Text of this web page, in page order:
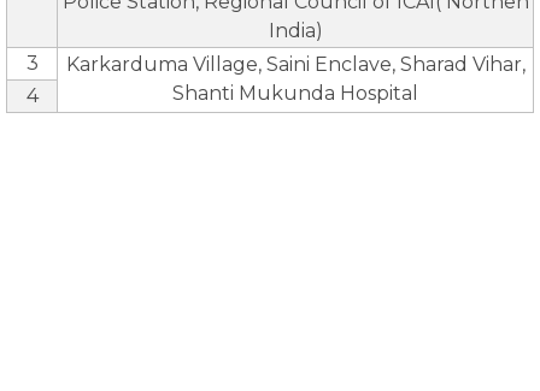
India)
3
Karkarduma Village, Saini Enclave, Sharad Vihar,
Shanti Mukunda Hospital
4